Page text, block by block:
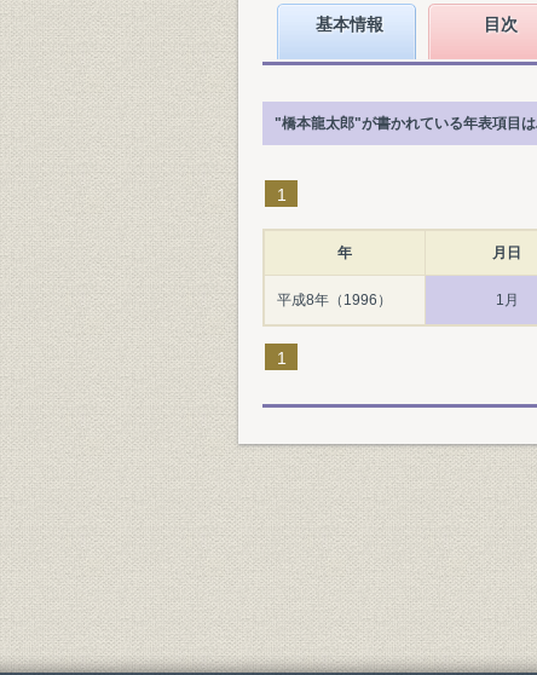
基本情報 目次
"橋本龍太郎"が書かれている年表項目は
1
年 月日
平成8年（1996） 1月
1